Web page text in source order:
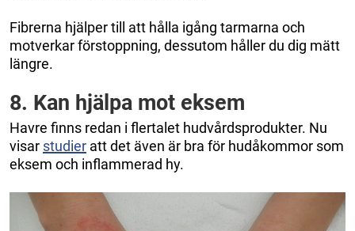
Fibrerna hjälper till att hålla igång tarmarna och
motverkar förstoppning, dessutom håller du dig mätt
längre.
8. Kan hjälpa mot eksem
Havre finns redan i flertalet hudvårdsprodukter. Nu
visar studier att det även är bra för hudåkommor som
eksem och inflammerad hy.